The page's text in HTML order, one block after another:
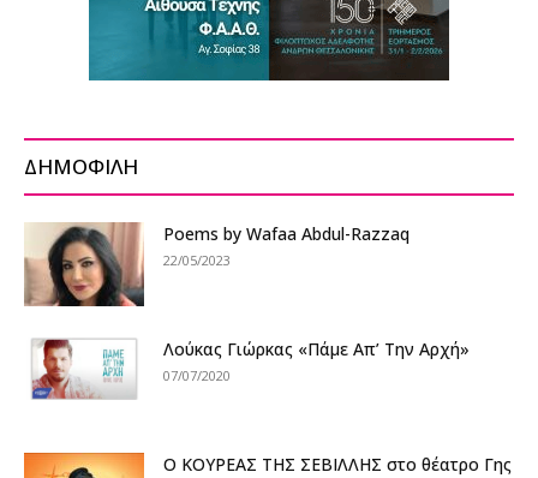
ΔΗΜΟΦΙΛΗ
Poems by Wafaa Abdul-Razzaq
22/05/2023
Λούκας Γιώρκας «Πάμε Απ’ Την Αρχή»
07/07/2020
Ο ΚΟΥΡΕΑΣ ΤΗΣ ΣΕΒΙΛΛΗΣ στο θέατρο Γης